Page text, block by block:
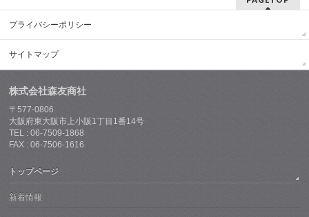
プライバシーポリシー
サイトマップ
株式会社森友商社
〒577-0806
大阪府東大阪市上小阪1丁目1番14号
TEL : 06-7509-1868
FAX : 06-7506-1616
トップページ
新着情報